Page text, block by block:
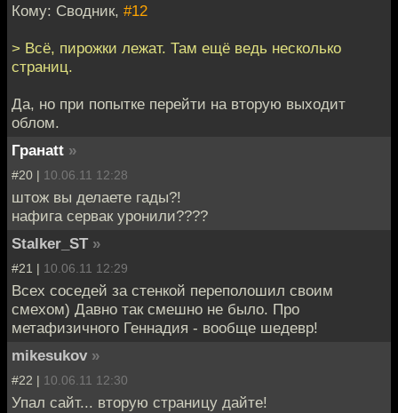
Кому: Сводник, #12
> Всё, пирожки лежат. Там ещё ведь несколько
страниц.
Да, но при попытке перейти на вторую выходит
облом.
Гранаtt »
#20 | 10.06.11 12:28
штож вы делаете гады?!
нафига сервак уронили????
Stalker_ST »
#21 | 10.06.11 12:29
Всех соседей за стенкой переполошил своим
смехом) Давно так смешно не было. Про
метафизичного Геннадия - вообще шедевр!
mikesukov »
#22 | 10.06.11 12:30
Упал сайт... вторую страницу дайте!